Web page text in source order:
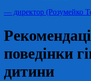
— директор (Розумейко
поведінки
дитини